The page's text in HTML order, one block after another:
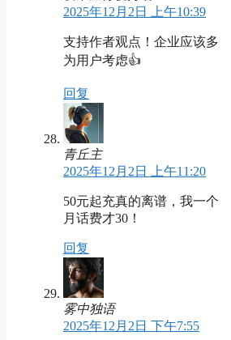
2025年12月2日 上午10:39
支持作者观点！企业应该多
为用户考虑👍
回复
青丘主
2025年12月2日 上午11:20
50元起充真的离谱，我一个
月话费才30！
回复
雾中独语
2025年12月2日 下午7:55